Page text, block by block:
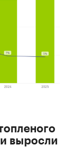
выросли